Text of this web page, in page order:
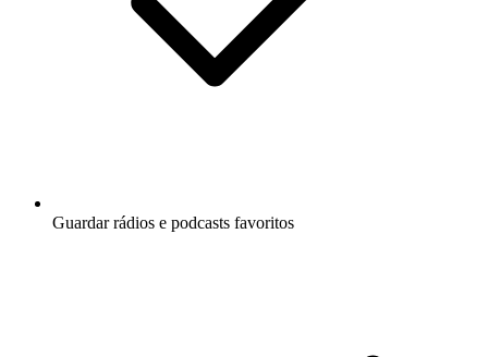
Guardar rádios e podcasts favoritos